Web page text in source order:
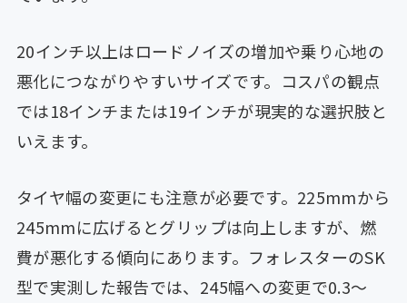
20インチ以上はロードノイズの増加や乗り心地の
悪化につながりやすいサイズです。コスパの観点
では18インチまたは19インチが現実的な選択肢と
いえます。
タイヤ幅の変更にも注意が必要です。225mmから
245mmに広げるとグリップは向上しますが、燃
費が悪化する傾向にあります。フォレスターのSK
型で実測した報告では、245幅への変更で0.3〜